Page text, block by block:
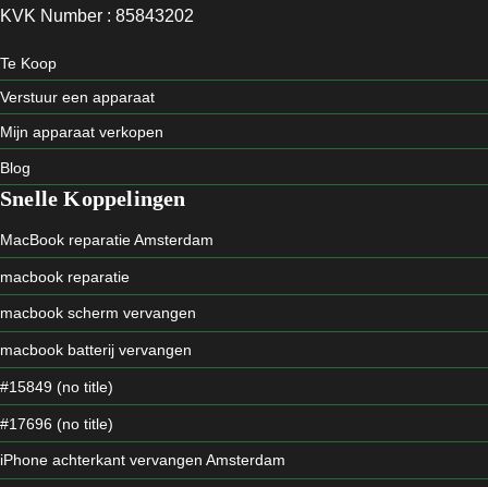
KVK Number : 85843202
Te Koop
Verstuur een apparaat
Mijn apparaat verkopen
Blog
Snelle Koppelingen
MacBook reparatie Amsterdam
macbook reparatie
macbook scherm vervangen
macbook batterij vervangen
#15849 (no title)
#17696 (no title)
iPhone achterkant vervangen Amsterdam